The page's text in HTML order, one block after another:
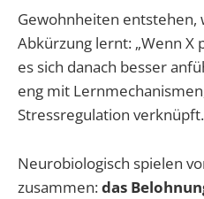
Gewohnheiten entstehen,
Abkürzung lernt: „Wenn X
es sich danach besser
eng mit
Stressregulation verknüpft.
Neurobiologisch spielen
zusammen:das